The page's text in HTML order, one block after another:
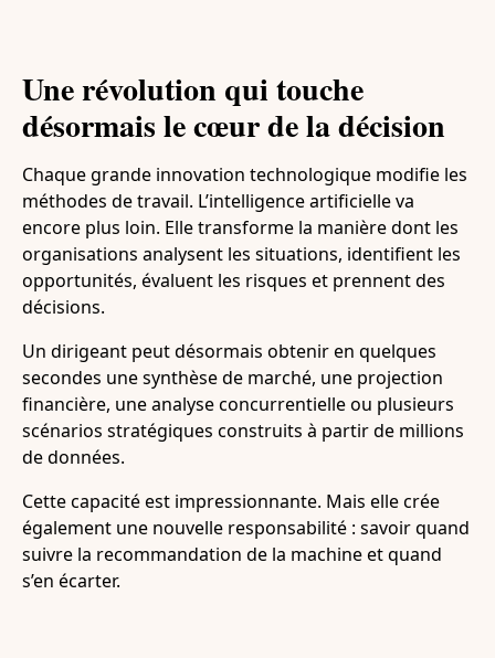
Une révolution qui touche
désormais le cœur de la décision
Chaque grande innovation technologique modifie les
méthodes de travail. L’intelligence artificielle va
encore plus loin. Elle transforme la manière dont les
organisations analysent les situations, identifient les
opportunités, évaluent les risques et prennent des
décisions.
Un dirigeant peut désormais obtenir en quelques
secondes une synthèse de marché, une projection
financière, une analyse concurrentielle ou plusieurs
scénarios stratégiques construits à partir de millions
de données.
Cette capacité est impressionnante. Mais elle crée
également une nouvelle responsabilité : savoir quand
suivre la recommandation de la machine et quand
s’en écarter.